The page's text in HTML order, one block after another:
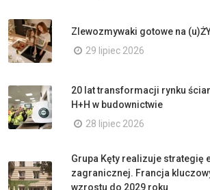
Zlewozmywaki gotowe na
29 lipiec 2026
20 lat transformacji rynku
H+H w budownictwie
28 lipiec 2026
Grupa Kęty realizuje strategię
zagranicznej. Francja
wzrostu do 2029 roku